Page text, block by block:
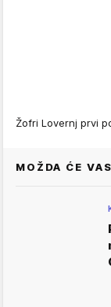
Žofri Lovernj prvi
MOŽDA ĆE